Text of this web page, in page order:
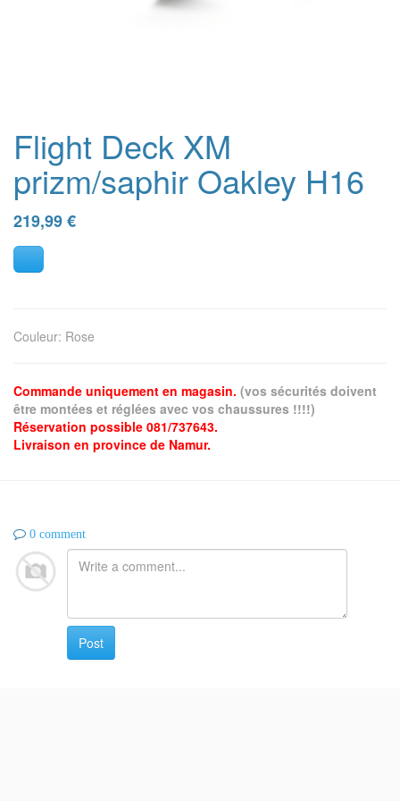
Flight Deck XM
prizm/saphir Oakley H16
219,99€
Couleur: Rose
Commande uniquement en magasin. (vos sécurités doivent
être montées et réglées avec vos chaussures !!!!)
Réservation possible 081/737643.
Livraison en province de Namur.
0 comment
Post